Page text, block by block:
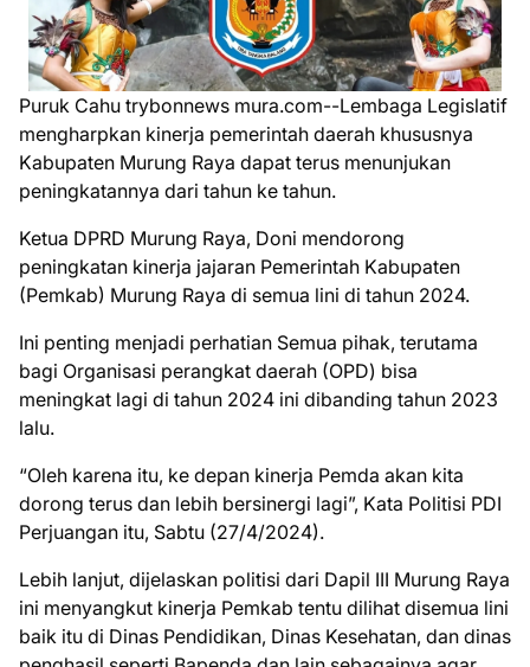
Puruk Cahu trybonnews mura.com--Lembaga Legislatif
mengharpkan kinerja pemerintah daerah khususnya
Kabupaten Murung Raya dapat terus menunjukan
peningkatannya dari tahun ke tahun.
Ketua DPRD Murung Raya, Doni mendorong
peningkatan kinerja jajaran Pemerintah Kabupaten
(Pemkab) Murung Raya di semua lini di tahun 2024.
Ini penting menjadi perhatian Semua pihak, terutama
bagi Organisasi perangkat daerah (OPD) bisa
meningkat lagi di tahun 2024 ini dibanding tahun 2023
lalu.
“Oleh karena itu, ke depan kinerja Pemda akan kita
dorong terus dan lebih bersinergi lagi”, Kata Politisi PDI
Perjuangan itu, Sabtu (27/4/2024).
Lebih lanjut, dijelaskan politisi dari Dapil III Murung Raya
ini menyangkut kinerja Pemkab tentu dilihat disemua lini
baik itu di Dinas Pendidikan, Dinas Kesehatan, dan dinas